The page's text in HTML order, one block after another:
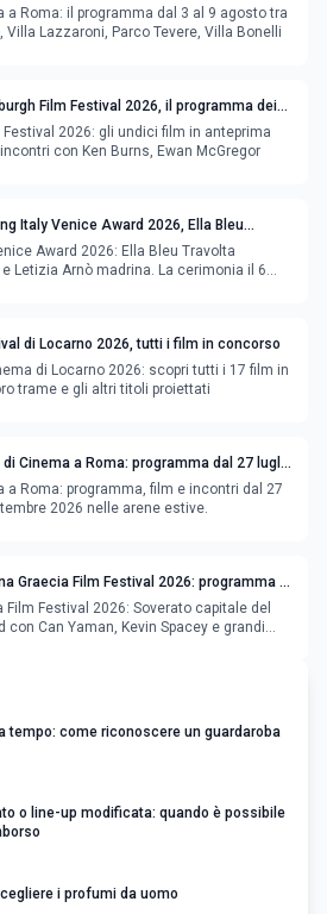
a Roma: il programma dal 3 al 9 agosto tra
Villa Lazzaroni, Parco Tevere, Villa Bonelli
Film Festival 2026, il programma dei
anteprima mondiale
Festival 2026: gli undici film in anteprima
con Ken Burns, Ewan McGregor
Italy Venice Award 2026, Ella Bleu
ambasciatrice e Letizia Arnò madrina
Award 2026: Ella Bleu Travolta
Letizia Arnò madrina. La cerimonia il 6
di Locarno 2026, tutti i film in concorso
di Locarno 2026: scopri tutti i 17 film in
trame e gli altri titoli proiettati
di Cinema a Roma: programma dal 27 luglio
2026
a Roma: programma, film e incontri dal 27
2026 nelle arene estive.
Graecia Film Festival 2026: programma e
internazionali
Film Festival 2026: Soverato capitale del
con Can Yaman, Kevin Spacey e grandi
tempo: come riconoscere un guardaroba
o line-up modificata: quando è possibile
i profumi da uomo